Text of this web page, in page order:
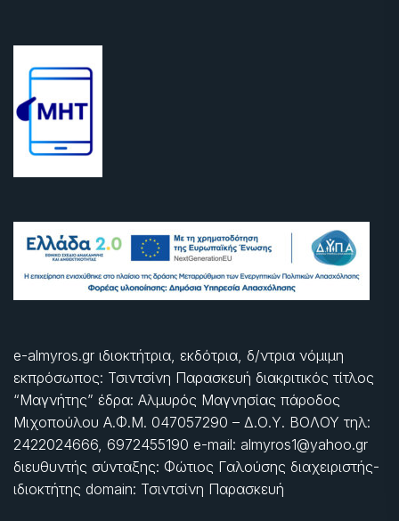
e-almyros.gr ιδιοκτήτρια, εκδότρια, δ/ντρια νόμιμη
εκπρόσωπος: Τσιντσίνη Παρασκευή διακριτικός τίτλος
“Μαγνήτης” έδρα: Αλμυρός Μαγνησίας πάροδος
Μιχοπούλου Α.Φ.Μ. 047057290 – Δ.Ο.Υ. ΒΟΛΟΥ τηλ:
2422024666, 6972455190 e-mail: almyros1@yahoo.gr
διευθυντής σύνταξης: Φώτιος Γαλούσης διαχειριστής-
ιδιοκτήτης domain: Τσιντσίνη Παρασκευή